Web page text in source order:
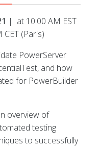
| at 10:00 AM EST
CET (Paris)
PowerServer
and how
for PowerBuilder
overview of
testing
to successfully